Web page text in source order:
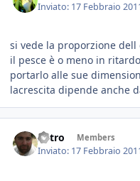
Inviato: 17 Febbraio
si vede la proporzione dell
il pesce è o meno in
portarlo alle sue
lacrescita dipende anche
Astro Members
Inviato: 17 Febbraio